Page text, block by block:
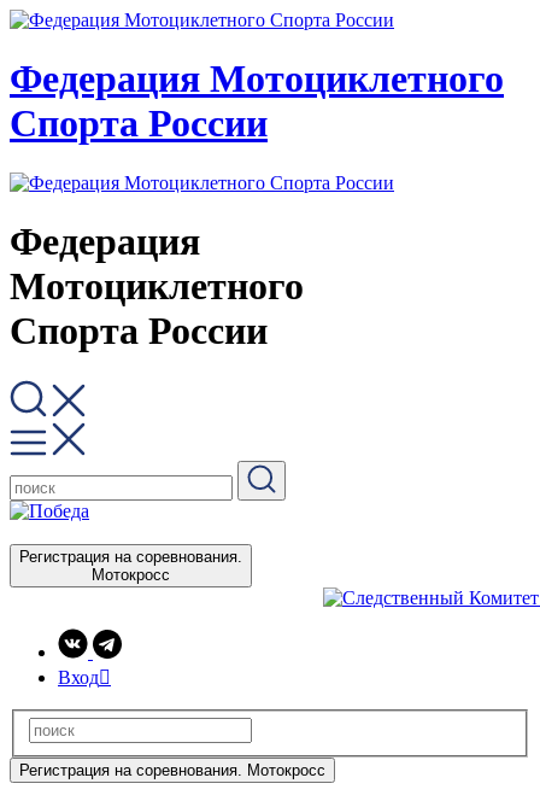
Федерация Мотоциклетного
Спорта России
Федерация
Мотоциклетного
Спорта России
Регистрация на соревнования.
Мотокросс
Вход
Регистрация на соревнования. Мотокросс